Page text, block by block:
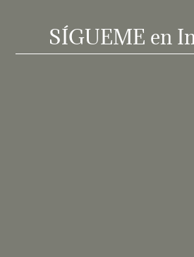
SÍGUEME en